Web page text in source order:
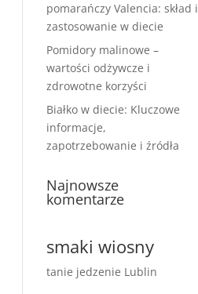
pomarańczy Valencia: skład i
zastosowanie w diecie
Pomidory malinowe –
wartości odżywcze i
zdrowotne korzyści
Białko w diecie: Kluczowe
informacje,
zapotrzebowanie i źródła
Najnowsze
komentarze
smaki wiosny
tanie jedzenie Lublin